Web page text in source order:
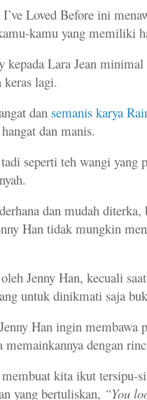
Loved Before ini
kamu yang memiliki
kepada Lara Jean
keras lagi.
dan semanis karya
dan manis.
seperti teh wangi yang
dan mudah
Han tidak mungkin
Jenny Han, kecuali
untuk dinikmati saja
Han ingin membawa
dengan
kita ikut tersipu-
yang bertuliskan, “You